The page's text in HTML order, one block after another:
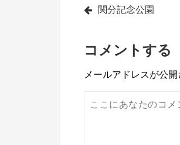
投
ナ
ビ
ゲ
関分記念公園
コメントする
メールアドレスが公開